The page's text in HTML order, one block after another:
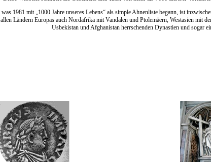
was 1981 mit „1000 Jahre unseres Lebens“ als simple Ahnenliste begann, ist
allen Ländern Europas auch Nordafrika mit Vandalen und Ptolemäern, Westasien mit
Usbekistan und Afghanistan herrschenden Dynastien und sogar